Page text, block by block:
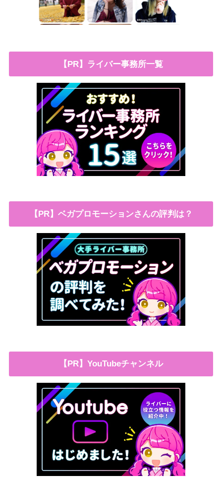
【PR】ライバー事務所一覧
【PR】ベガプロモーションさんの評判は？
【PR】YouTubeチャンネル